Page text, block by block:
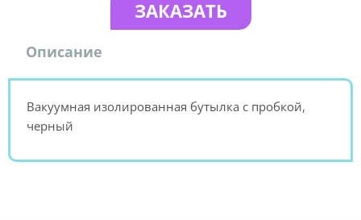
ЗАКАЗАТЬ
Описание
Вакуумная изолированная бутылка с пробкой,
черный